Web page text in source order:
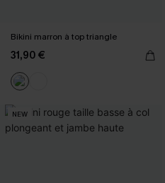
Bikini marron à top triangle
31,90 €
NEW